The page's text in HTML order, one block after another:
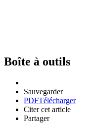
Boîte à outils
Sauvegarder
PDFTélécharger
Citer cet article
Partager